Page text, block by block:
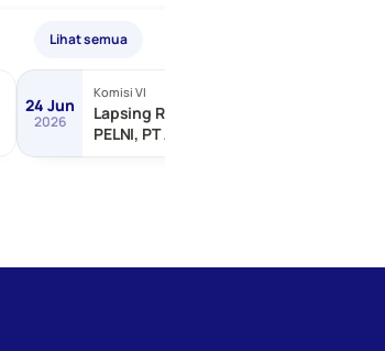
Lihat semua
24 Jun
2026
Komisi VI
Lapsing RDP dengan PT
PELNI, PT ASDP Indonesia,